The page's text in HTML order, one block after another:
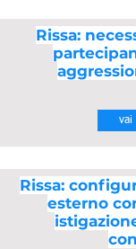
Rissa:
vai
Rissa:
esterno